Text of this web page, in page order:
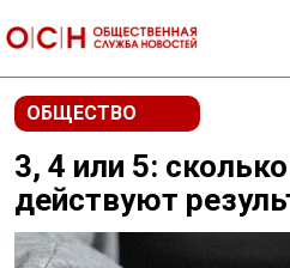
ОБЩЕСТВО
3, 4 или 5:
действуют